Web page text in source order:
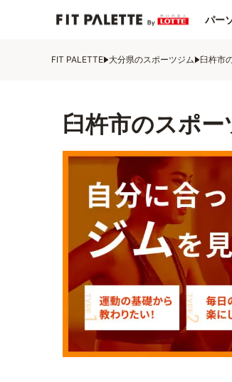
パー
FIT PALETTE 大分県のスポーツジム 臼杵市
臼杵市のスポ